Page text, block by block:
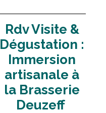
Rdv Visite &
Dégustation :
Immersion
artisanale à
la Brasserie
Deuzeff